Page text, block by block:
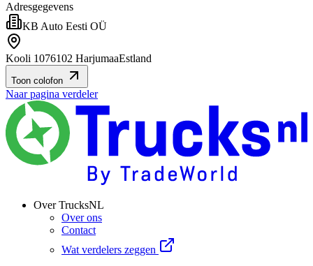
Adresgegevens
KB Auto Eesti OÜ
Kooli 1076102 HarjumaaEstland
Toon colofon
Naar pagina verdeler
Over TrucksNL
Over ons
Contact
Wat verdelers zeggen